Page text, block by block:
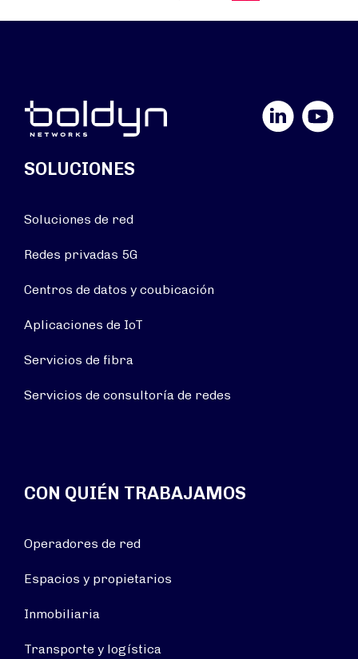
YouTube
SOLUCIONES
Soluciones de red
Redes privadas 5G
Centros de datos y coubicación
Aplicaciones de IoT
Servicios de fibra
Servicios de consultoría de redes
CON QUIÉN TRABAJAMOS
Operadores de red
Espacios y propietarios
Inmobiliaria
Transporte y logística